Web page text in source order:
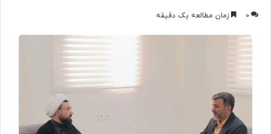
0 زمان مطالعه یک دقیقه